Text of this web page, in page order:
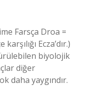
Farsça Droa =
Ecza’dır.)
biyolojik
diğer
daha yaygındır.